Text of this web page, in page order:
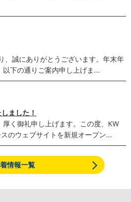
、誠にありがとうございます。年末年
下の通りご案内申し上げま...
ました！
く御礼申し上げます。この度、KW
のウェブサイトを新規オープン...
情報一覧